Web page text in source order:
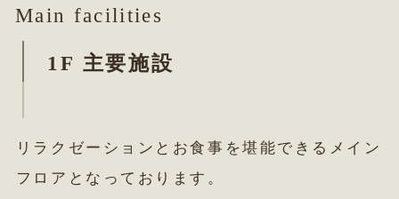
Main facilities
1F 主要施設
リラクゼーションとお食事を堪能できる メイン
フロアとなっております。